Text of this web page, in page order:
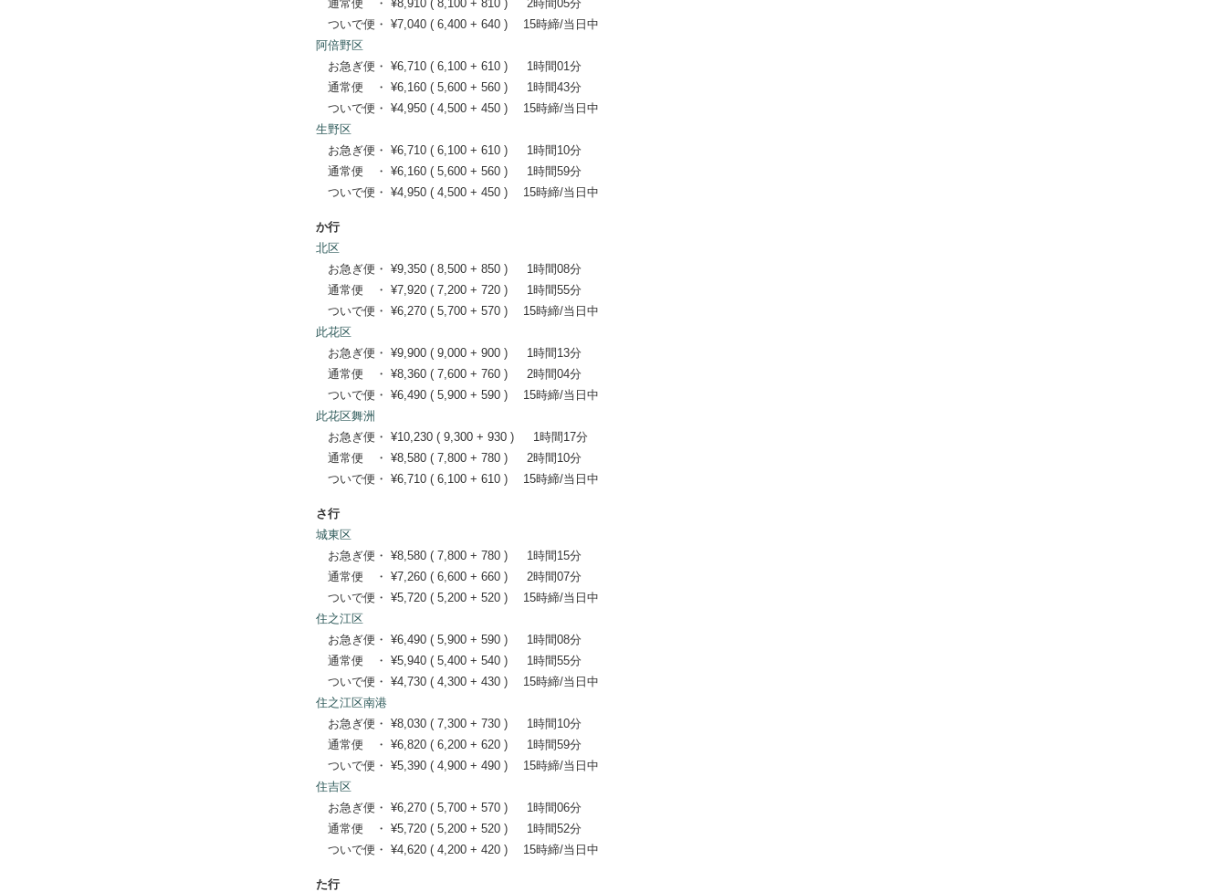
通常便 ・ ¥8,910 ( 8,100 + 810 ) 2時間05分
ついで便・ ¥7,040 ( 6,400 + 640 ) 15時締/当日中
阿倍野区
お急ぎ便・ ¥6,710 ( 6,100 + 610 ) 1時間01分
通常便 ・ ¥6,160 ( 5,600 + 560 ) 1時間43分
ついで便・ ¥4,950 ( 4,500 + 450 ) 15時締/当日中
生野区
お急ぎ便・ ¥6,710 ( 6,100 + 610 ) 1時間10分
通常便 ・ ¥6,160 ( 5,600 + 560 ) 1時間59分
ついで便・ ¥4,950 ( 4,500 + 450 ) 15時締/当日中
か行
北区
お急ぎ便・ ¥9,350 ( 8,500 + 850 ) 1時間08分
通常便 ・ ¥7,920 ( 7,200 + 720 ) 1時間55分
ついで便・ ¥6,270 ( 5,700 + 570 ) 15時締/当日中
此花区
お急ぎ便・ ¥9,900 ( 9,000 + 900 ) 1時間13分
通常便 ・ ¥8,360 ( 7,600 + 760 ) 2時間04分
ついで便・ ¥6,490 ( 5,900 + 590 ) 15時締/当日中
此花区舞洲
お急ぎ便・ ¥10,230 ( 9,300 + 930 ) 1時間17分
通常便 ・ ¥8,580 ( 7,800 + 780 ) 2時間10分
ついで便・ ¥6,710 ( 6,100 + 610 ) 15時締/当日中
さ行
城東区
お急ぎ便・ ¥8,580 ( 7,800 + 780 ) 1時間15分
通常便 ・ ¥7,260 ( 6,600 + 660 ) 2時間07分
ついで便・ ¥5,720 ( 5,200 + 520 ) 15時締/当日中
住之江区
お急ぎ便・ ¥6,490 ( 5,900 + 590 ) 1時間08分
通常便 ・ ¥5,940 ( 5,400 + 540 ) 1時間55分
ついで便・ ¥4,730 ( 4,300 + 430 ) 15時締/当日中
住之江区南港
お急ぎ便・ ¥8,030 ( 7,300 + 730 ) 1時間10分
通常便 ・ ¥6,820 ( 6,200 + 620 ) 1時間59分
ついで便・ ¥5,390 ( 4,900 + 490 ) 15時締/当日中
住吉区
お急ぎ便・ ¥6,270 ( 5,700 + 570 ) 1時間06分
通常便 ・ ¥5,720 ( 5,200 + 520 ) 1時間52分
ついで便・ ¥4,620 ( 4,200 + 420 ) 15時締/当日中
た行